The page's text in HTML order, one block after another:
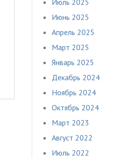
Июнь 2025
Апрель 2025
Март 2025
Январь 2025
Декабрь 2024
Ноябрь 2024
Октябрь 2024
Март 2023
Август 2022
Июль 2022